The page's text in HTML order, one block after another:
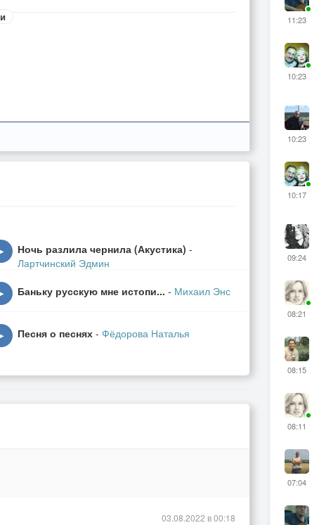
Ночь разлила чернила (Акустика) -
Лартчинский Эдмин
Баньку русскую мне истопи... - Михаил Энс
Песня о песнях - Фёдорова Наталья
03.08.2022 в 00:18
11:23
10:23
10:23
10:17
09:24
08:21
08:15
08:11
07:04